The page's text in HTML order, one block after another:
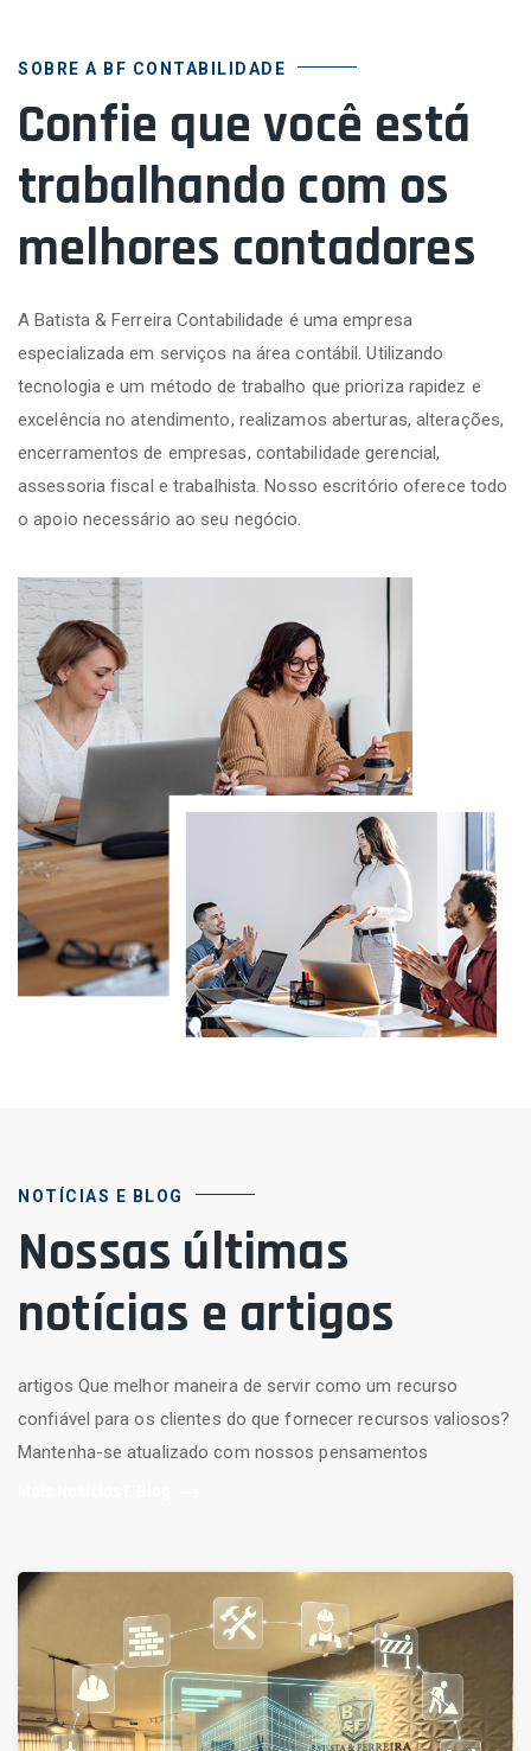
SOBRE A BF CONTABILIDADE
Confie que você está
trabalhando com os
melhores contadores
A Batista & Ferreira Contabilidade é uma empresa
especializada em serviços na área contábil. Utilizando
tecnologia e um método de trabalho que prioriza rapidez e
excelência no atendimento, realizamos aberturas, alterações,
encerramentos de empresas, contabilidade gerencial,
assessoria fiscal e trabalhista. Nosso escritório oferece todo
o apoio necessário ao seu negócio.
NOTÍCIAS E BLOG
Nossas últimas
notícias e artigos
artigos Que melhor maneira de servir como um recurso
confiável para os clientes do que fornecer recursos valiosos?
Mantenha-se atualizado com nossos pensamentos